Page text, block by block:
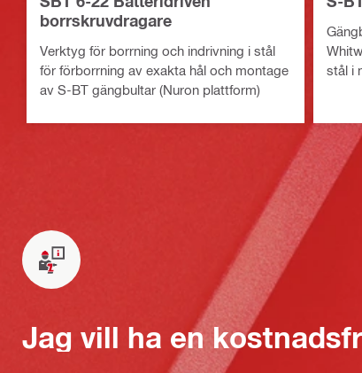
borrskruvdragare
Verktyg för borrning och indrivning i stål
för förborrning av exakta hål och montage
av S-BT gängbultar (Nuron plattform)
stål i
Jag vill ha en